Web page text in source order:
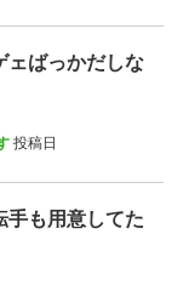
ェばっかだしな
投稿日
手も用意してた